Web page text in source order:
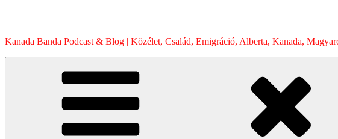
Kanada Banda Podcast & Blog | Közélet, Család, Emigráció, Alberta, Kanada,